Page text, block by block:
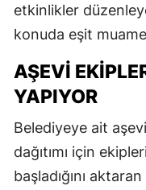
etkinlikler
konuda eşit
AŞEVI
YAPIYOR
Belediyeye ait
dağıtımı için
başladığını